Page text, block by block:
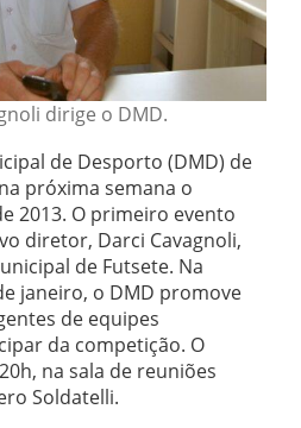
dirige o DMD.
de Desporto (DMD) de
próxima semana o
2013. O primeiro evento
diretor, Darci Cavagnoli,
de Futsete. Na
janeiro, o DMD promove
de equipes
da competição. O
na sala de reuniões
Soldatelli.